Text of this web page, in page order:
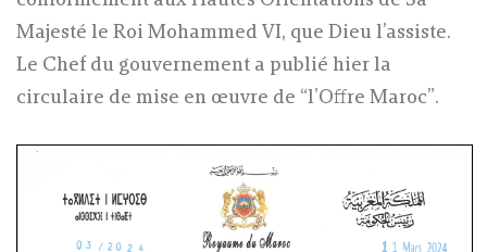
Majesté le Roi Mohammed VI, que Dieu l’assiste.
Le Chef du gouvernement a publié hier la
circulaire de mise en œuvre de “l’Offre Maroc”.